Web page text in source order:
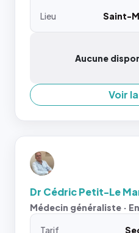
Lieu
Saint-
Aucune
Voir
Dr Cédric Petit-Le
Médecin généraliste ·
Tarif